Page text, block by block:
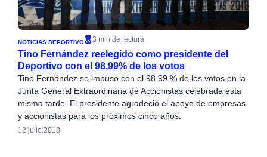
NOTICIAS DEPORTIVO 3 min de lectura
Tino Fernández reelegido como presidente del
Deportivo con el 98,99% de los votos
Tino Fernández se impuso con el 98,99 % de los votos en la
Junta General Extraordinaria de Accionistas celebrada esta
misma tarde. El presidente agradeció el apoyo de empresas
y accionistas para los próximos cinco años.
12 julio 2018